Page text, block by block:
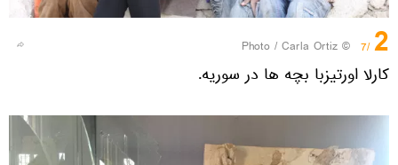
2
/7
© Photo / Carla Ortiz
کارلا اورتیزبا بچه ها در سوریه.